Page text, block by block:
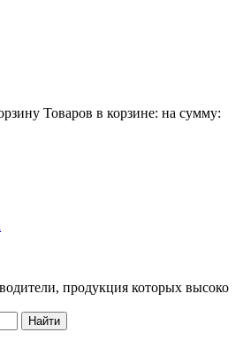
Товаров в корзине: на сумму:
продукция которых высоко